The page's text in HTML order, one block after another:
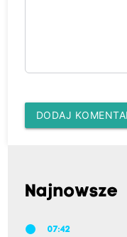
DODAJ
Najnowsze
07:42